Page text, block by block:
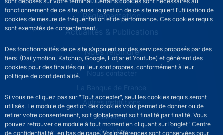
fonctionnement de ce site, aussi la gestion de ce site requiert l’utilisation de
cookies de mesure de fréquentation et de performance. Ces cookies requis
sont exemptés de consentement.
Des fonctionnalités de ce site s’appuient sur des services proposés par des
tiers (Dailymotion, Katchup, Google, Hotjar et Youtube) et génèrent des
cookies pour des finalités qui leur sont propres, conformément à leur
politique de confidentialité.
Si vous ne cliquez pas sur "Tout accepter", seul les cookies requis seront
utilisés. Le module de gestion des cookies vous permet de donner ou de
retirer votre consentement, soit globalement soit finalité par finalité. Vous
pouvez retrouver ce module à tout moment en cliquant sur l’onglet "Centre
de confidentialité" en bas de page. Vos préférences sont conservées pour
Réglementation
Actualités & Publications
Nous rejoindre
ACPR footer secondary menu (French)
Nous contacter
La Banque de France
Autres institutions
LinkedIn
YouTube